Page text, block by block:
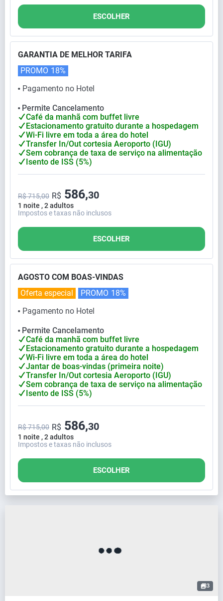
ESCOLHER
GARANTIA DE MELHOR TARIFA
⬤ Pagamento no Hotel
PROMO 18%
⬤
Permite Cancelamento
Café da manhã com buffet livre
Estacionamento gratuito durante a hospedagem
Wi-Fi livre em toda a área do hotel
Transfer In/Out cortesia Aeroporto (IGU)
Sem cobrança de taxa de serviço na alimentação
Isento de ISS (5%)
1 noite , 2 adultos
R$ 715,00 R$ 586,30
Impostos e taxas não inclusos
ESCOLHER
AGOSTO COM BOAS-VINDAS
⬤ Pagamento no Hotel
Oferta especial PROMO 18%
⬤
Permite Cancelamento
Café da manhã com buffet livre
Estacionamento gratuito durante a hospedagem
Wi-Fi livre em toda a área do hotel
Jantar de boas-vindas (primeira noite)
Transfer In/Out cortesia Aeroporto (IGU)
Sem cobrança de taxa de serviço na alimentação
Isento de ISS (5%)
1 noite , 2 adultos
R$ 715,00 R$ 586,30
Impostos e taxas não inclusos
ESCOLHER
3